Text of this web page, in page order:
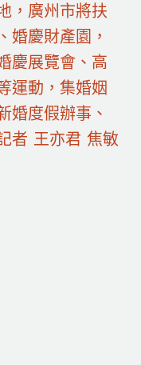
，廣州市將扶
婚慶財產園，
慶展覽會、高
運動，集婚姻
婚度假辦事、
者 王亦君 焦敏